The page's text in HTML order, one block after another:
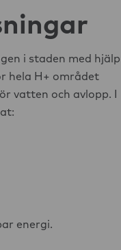
i staden med hjälp
hela H+ området
vatten och avlopp. I
energi.